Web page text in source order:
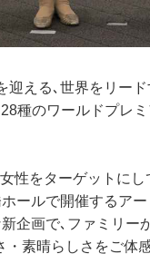
迎える､世界をリー
種のワールドプレ
性をターゲットに
ールで開催するア
企画で､ファミリー
素晴らしさをご体